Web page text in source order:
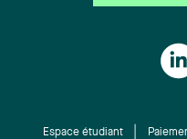
Espace étudiant